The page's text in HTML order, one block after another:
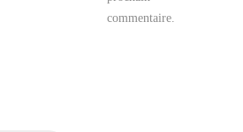
commentaire.